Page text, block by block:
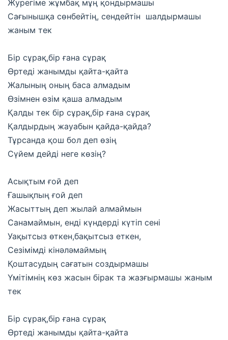
Журегіме жұмбақ мұң қондырмашы
Сағынышқа сөнбейтің, сендейтін шалдырмашы
жаным тек
Бір сұрақ,бір ғана сұрақ
Өртеді жанымды қайта-қайта
Жалының оның баса алмадым
Өзімнен өзім қаша алмадым
Қалды тек бір сұрақ,бір ғана сұрақ
Қалдырдың жауабын қайда-қайда?
Тұрсанда қош бол деп өзің
Сүйем дейді неге көзің?
Асықтым ғой деп
Ғашықпың ғой деп
Жасыттың деп жылай алмаймын
Санамаймын, енді күндерді күтіп сені
Уақытсыз өткен,бақытсыз еткен,
Сезімімді кінәләмаймың
Қоштасудың сағатын создырмашы
Үмітімнің көз жасын бірак та жазғырмашы жаным
тек
Бір сұрақ,бір ғана сұрақ
Өртеді жанымды қайта-қайта